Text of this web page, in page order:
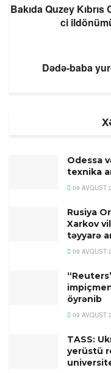
Bakıda Quzey
ci
Dədə-baba
Odessa
texnika
09 AVQUST
Rusiya
Xarkov
təyyarə
09 AVQUST
öyrənib
09 AVQUST
TASS:
yerüstü